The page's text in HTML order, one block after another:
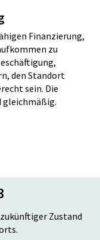
Finanzierung,
zu
den Standort
sein. Die
Zustand